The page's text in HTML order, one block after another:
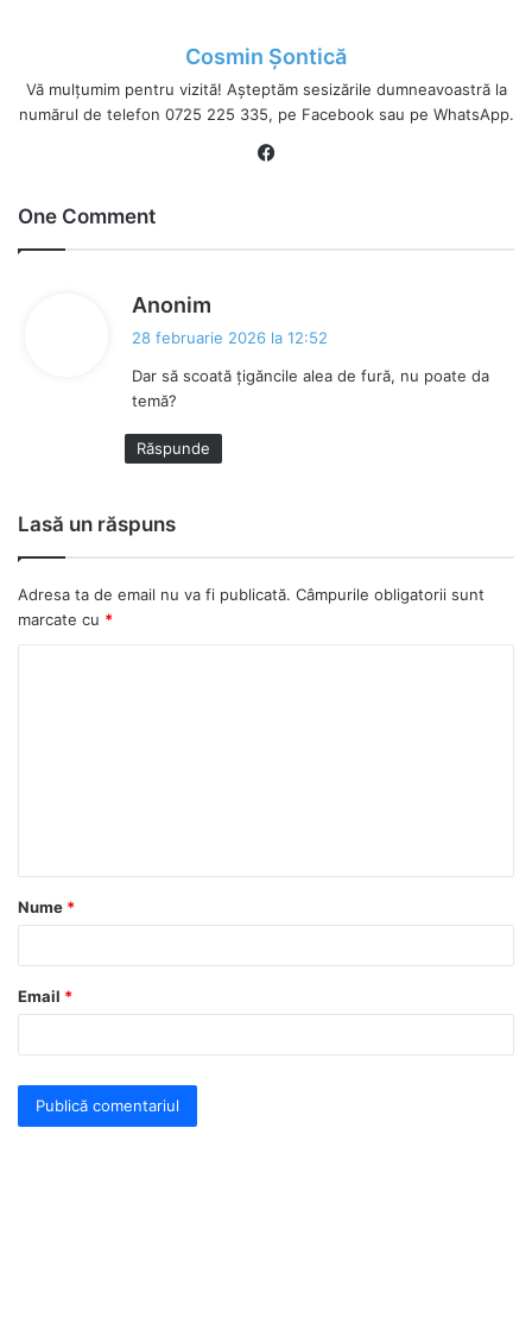
Cosmin Șontică
Vă mulțumim pentru vizită! Așteptăm sesizările dumneavoastră la
numărul de telefon 0725 225 335, pe Facebook sau pe WhatsApp.
One Comment
Anonim
n
:
28 februarie 2026 la 12:52
Dar să scoată țigăncile alea de fură, nu poate da
temă?
Răspunde
Lasă un răspuns
Adresa ta de email nu va fi publicată. Câmpurile obligatorii sunt
marcate cu *
a
r
*
Nume *
Email *